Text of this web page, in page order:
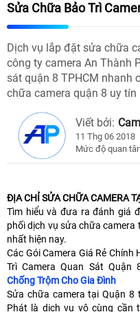
Sửa Chữa Bảo Trì
Dịch vụ lắp đặt sửa chữa
công ty camera An Thành
sát quận 8 TPHCM nhanh
chữa camera quận 8 uy tín
Viết bởi:
11 Thg 06 2018
Mức độ quan
ĐỊA CHỈ SỬA CHỮA CAMERA
Tìm hiểu và đưa ra đánh giá
phối dịch vụ sửa chữa camera
nhất hiện nay.
Các Gói Camera Giá Rẻ
Trì Camera Quan Sát Quận
Chống Trộm Cho Gia Đình
Sửa chữa camera tại Quận 8
Phát là dịch vụ vô cùng cần